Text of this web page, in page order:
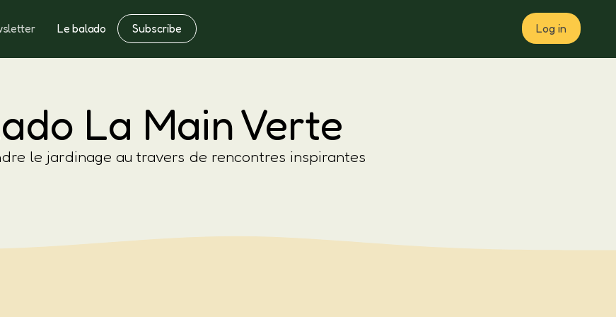
Le balado Subscribe Log in
Notes Fertilisation Plan
La Main Verte
le jardinage au travers de rencontres inspirantes